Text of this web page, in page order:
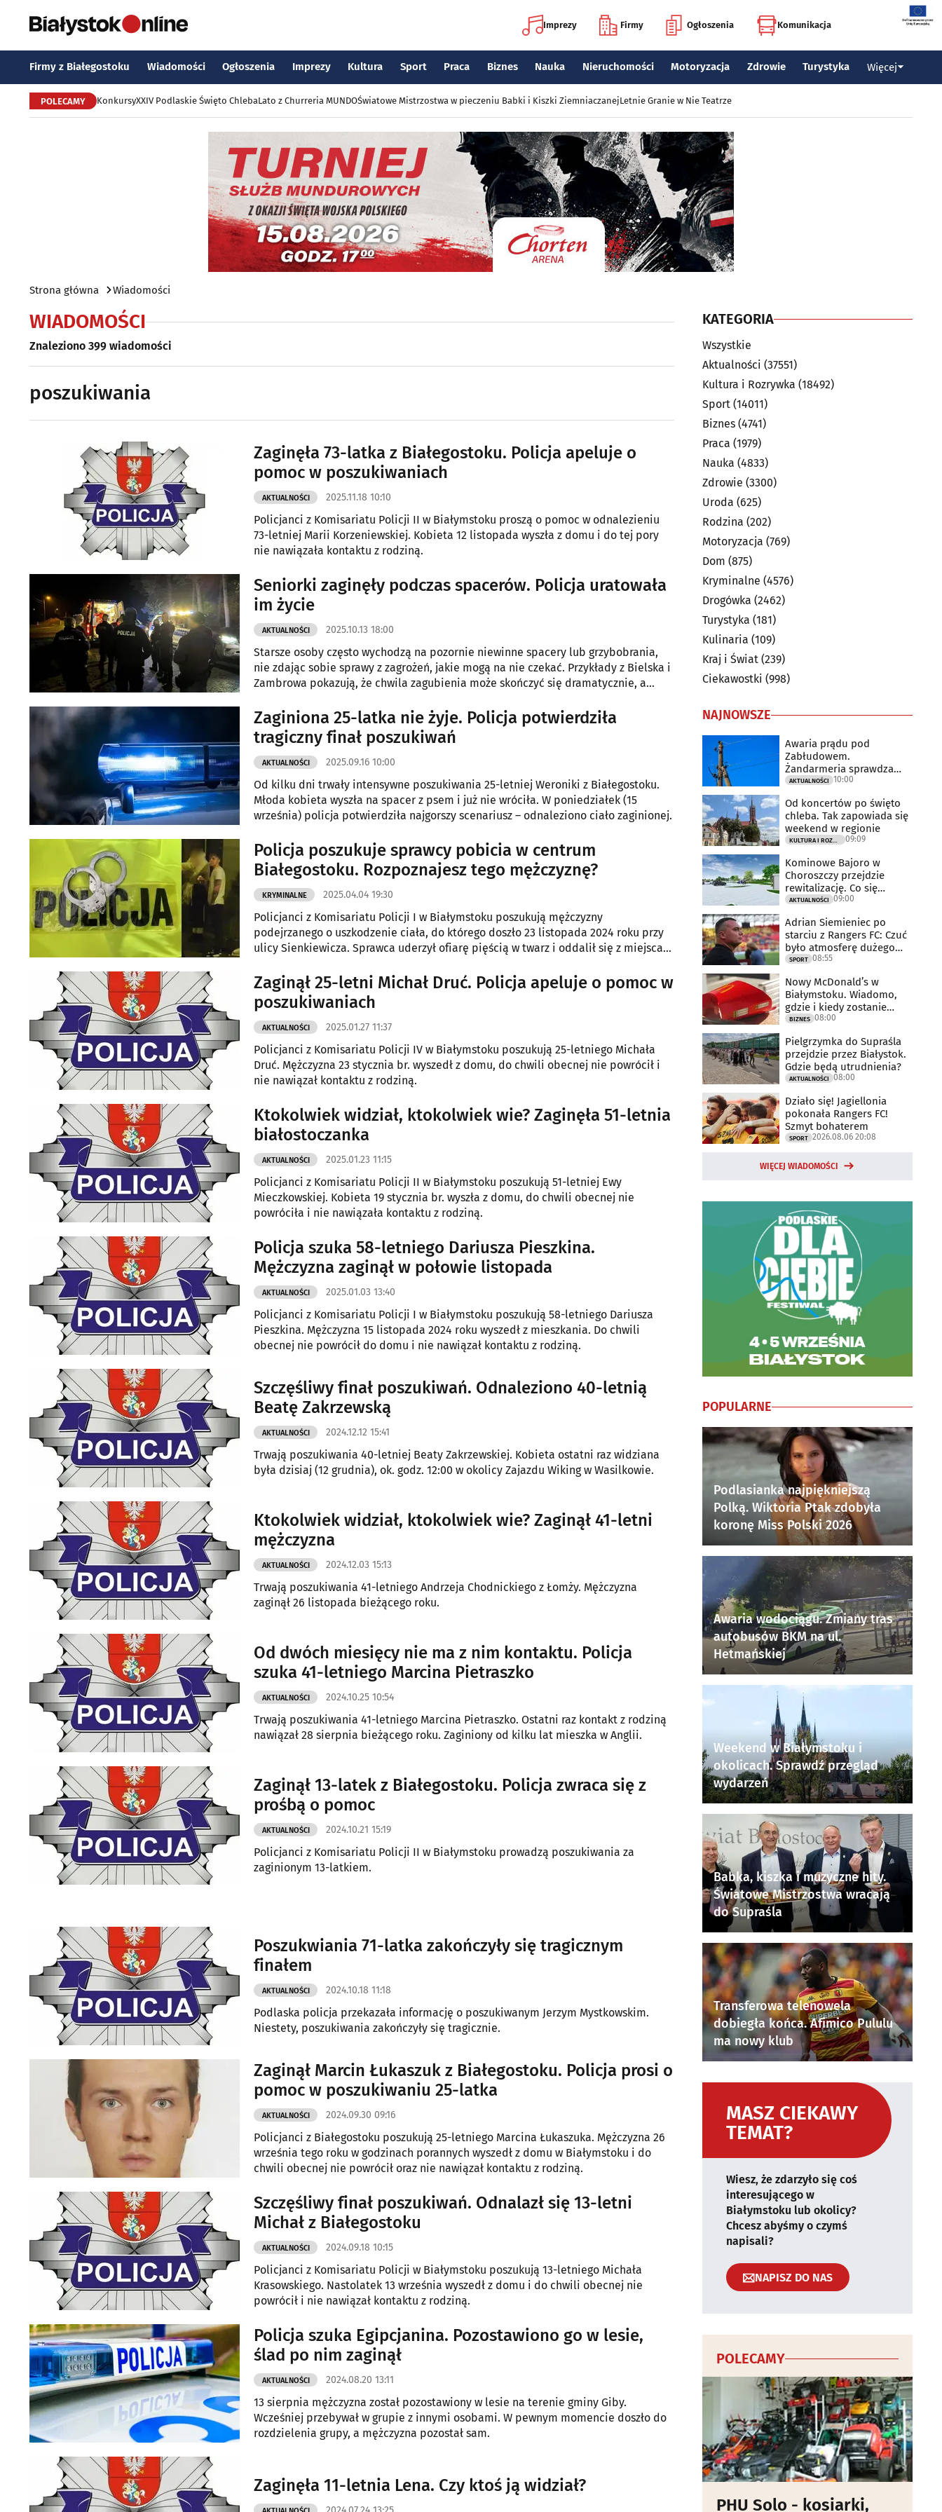
Imprezy Firmy Ogłoszenia Komunikacja
Firmy z Białegostoku Wiadomości Ogłoszenia Imprezy Kultura Sport Praca Biznes Nauka Nieruchomości Motoryzacja Zdrowie Turystyka Więcej
POLECAMY KonkursyXXIV Podlaskie Święto ChlebaLato z Churreria MUNDOŚwiatowe Mistrzostwa w pieczeniu Babki i Kiszki ZiemniaczanejLetnie Granie w Nie Teatrze
Strona główna Wiadomości
WIADOMOŚCI
Znaleziono 399 wiadomości
poszukiwania
Zaginęła 73-latka z Białegostoku. Policja apeluje o
pomoc w poszukiwaniach
AKTUALNOŚCI 2025.11.18 10:10
Policjanci z Komisariatu Policji II w Białymstoku proszą o pomoc w odnalezieniu
73-letniej Marii Korzeniewskiej. Kobieta 12 listopada wyszła z domu i do tej pory
nie nawiązała kontaktu z rodziną.
Seniorki zaginęły podczas spacerów. Policja uratowała
im życie
AKTUALNOŚCI 2025.10.13 18:00
Starsze osoby często wychodzą na pozornie niewinne spacery lub grzybobrania,
nie zdając sobie sprawy z zagrożeń, jakie mogą na nie czekać. Przykłady z Bielska i
Zambrowa pokazują, że chwila zagubienia może skończyć się dramatycznie, a
Zaginiona 25-latka nie żyje. Policja potwierdziła
tragiczny finał poszukiwań
AKTUALNOŚCI 2025.09.16 10:00
Od kilku dni trwały intensywne poszukiwania 25-letniej Weroniki z Białegostoku.
Młoda kobieta wyszła na spacer z psem i już nie wróciła. W poniedziałek (15
września) policja potwierdziła najgorszy scenariusz – odnaleziono ciało zaginionej.
Policja poszukuje sprawcy pobicia w centrum
Białegostoku. Rozpoznajesz tego mężczyznę?
KRYMINALNE 2025.04.04 19:30
Policjanci z Komisariatu Policji I w Białymstoku poszukują mężczyzny
podejrzanego o uszkodzenie ciała, do którego doszło 23 listopada 2024 roku przy
ulicy Sienkiewicza. Sprawca uderzył ofiarę pięścią w twarz i oddalił się z miejsca
Zaginął 25-letni Michał Druć. Policja apeluje o pomoc w
poszukiwaniach
AKTUALNOŚCI 2025.01.27 11:37
Policjanci z Komisariatu Policji IV w Białymstoku poszukują 25-letniego Michała
Druć. Mężczyzna 23 stycznia br. wyszedł z domu, do chwili obecnej nie powrócił i
nie nawiązał kontaktu z rodziną.
Ktokolwiek widział, ktokolwiek wie? Zaginęła 51-letnia
białostoczanka
AKTUALNOŚCI 2025.01.23 11:15
Policjanci z Komisariatu Policji II w Białymstoku poszukują 51-letniej Ewy
Mieczkowskiej. Kobieta 19 stycznia br. wyszła z domu, do chwili obecnej nie
powróciła i nie nawiązała kontaktu z rodziną.
Policja szuka 58-letniego Dariusza Pieszkina.
Mężczyzna zaginął w połowie listopada
AKTUALNOŚCI 2025.01.03 13:40
Policjanci z Komisariatu Policji I w Białymstoku poszukują 58-letniego Dariusza
Pieszkina. Mężczyzna 15 listopada 2024 roku wyszedł z mieszkania. Do chwili
obecnej nie powrócił do domu i nie nawiązał kontaktu z rodziną.
Szczęśliwy finał poszukiwań. Odnaleziono 40-letnią
Beatę Zakrzewską
AKTUALNOŚCI 2024.12.12 15:41
Trwają poszukiwania 40-letniej Beaty Zakrzewskiej. Kobieta ostatni raz widziana
była dzisiaj (12 grudnia), ok. godz. 12:00 w okolicy Zajazdu Wiking w Wasilkowie.
Ktokolwiek widział, ktokolwiek wie? Zaginął 41-letni
mężczyzna
AKTUALNOŚCI 2024.12.03 15:13
Trwają poszukiwania 41-letniego Andrzeja Chodnickiego z Łomży. Mężczyzna
zaginął 26 listopada bieżącego roku.
Od dwóch miesięcy nie ma z nim kontaktu. Policja
szuka 41-letniego Marcina Pietraszko
AKTUALNOŚCI 2024.10.25 10:54
Trwają poszukiwania 41-letniego Marcina Pietraszko. Ostatni raz kontakt z rodziną
nawiązał 28 sierpnia bieżącego roku. Zaginiony od kilku lat mieszka w Anglii.
Zaginął 13-latek z Białegostoku. Policja zwraca się z
prośbą o pomoc
AKTUALNOŚCI 2024.10.21 15:19
Policjanci z Komisariatu Policji II w Białymstoku prowadzą poszukiwania za
zaginionym 13-latkiem.
Poszukwiania 71-latka zakończyły się tragicznym
finałem
AKTUALNOŚCI 2024.10.18 11:18
Podlaska policja przekazała informację o poszukiwanym Jerzym Mystkowskim.
Niestety, poszukiwania zakończyły się tragicznie.
Zaginął Marcin Łukaszuk z Białegostoku. Policja prosi o
pomoc w poszukiwaniu 25-latka
AKTUALNOŚCI 2024.09.30 09:16
Policjanci z Białegostoku poszukują 25-letniego Marcina Łukaszuka. Mężczyzna 26
września tego roku w godzinach porannych wyszedł z domu w Białymstoku i do
chwili obecnej nie powrócił oraz nie nawiązał kontaktu z rodziną.
Szczęśliwy finał poszukiwań. Odnalazł się 13-letni
Michał z Białegostoku
AKTUALNOŚCI 2024.09.18 10:15
Policjanci z Komisariatu Policji w Białymstoku poszukują 13-letniego Michała
Krasowskiego. Nastolatek 13 września wyszedł z domu i do chwili obecnej nie
powrócił i nie nawiązał kontaktu z rodziną.
Policja szuka Egipcjanina. Pozostawiono go w lesie,
ślad po nim zaginął
AKTUALNOŚCI 2024.08.20 13:11
13 sierpnia mężczyzna został pozostawiony w lesie na terenie gminy Giby.
Wcześniej przebywał w grupie z innymi osobami. W pewnym momencie doszło do
rozdzielenia grupy, a mężczyzna pozostał sam.
Zaginęła 11-letnia Lena. Czy ktoś ją widział?
KATEGORIA
Wszystkie
Aktualności (37551)
Kultura i Rozrywka (18492)
Sport (14011)
Biznes (4741)
Praca (1979)
Nauka (4833)
Zdrowie (3300)
Uroda (625)
Rodzina (202)
Motoryzacja (769)
Dom (875)
Kryminalne (4576)
Drogówka (2462)
Turystyka (181)
Kulinaria (109)
Kraj i Świat (239)
Ciekawostki (998)
NAJNOWSZE
Awaria prądu pod
Zabłudowem.
Żandarmeria sprawdza
udział śmigłowca
AKTUALNOŚCI 10:00
Od koncertów po święto
chleba. Tak zapowiada się
weekend w regionie
09:09
Kominowe Bajoro w
Choroszczy przejdzie
rewitalizację. Co się
zmieni?
AKTUALNOŚCI 09:00
Adrian Siemieniec po
starciu z Rangers FC: Czuć
było atmosferę dużego
meczu
SPORT 08:55
Nowy McDonald’s w
Białymstoku. Wiadomo,
gdzie i kiedy zostanie
otwarty
BIZNES 08:00
Pielgrzymka do Supraśla
przejdzie przez Białystok.
Gdzie będą utrudnienia?
AKTUALNOŚCI 08:00
Działo się! Jagiellonia
pokonała Rangers FC!
Szmyt bohaterem
SPORT 2026.08.06 20:08
WIĘCEJ WIADOMOŚCI
POPULARNE
Podlasianka najpiękniejszą
Polką. Wiktoria Ptak zdobyła
koronę Miss Polski 2026
Awaria wodociągu. Zmiany tras
autobusów BKM na ul.
Hetmańskiej
Weekend w Białymstoku i
okolicach. Sprawdź przegląd
wydarzeń
Babka, kiszka i muzyczne hity.
Światowe Mistrzostwa wracają
do Supraśla
Transferowa telenowela
dobiegła końca. Afimico Pululu
ma nowy klub
MASZ CIEKAWY
TEMAT?
Wiesz, że zdarzyło się coś
interesującego w
Białymstoku lub okolicy?
Chcesz abyśmy o czymś
napisali?
NAPISZ DO NAS
POLECAMY
PHU Solo - kosiarki,